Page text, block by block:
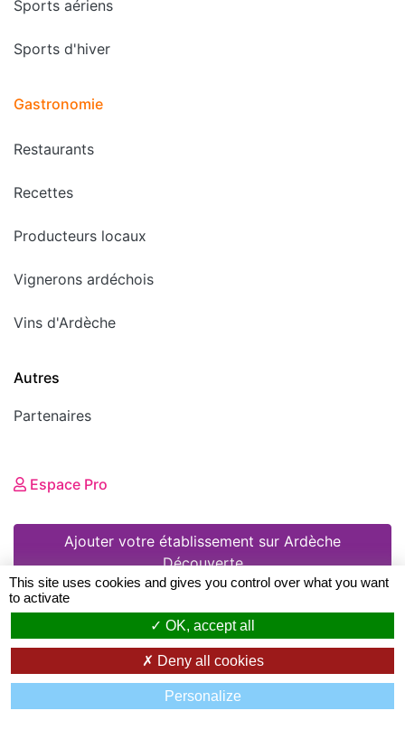
Sports aériens
Sports d'hiver
Gastronomie
Restaurants
Recettes
Producteurs locaux
Vignerons ardéchois
Vins d'Ardèche
Autres
Partenaires
Espace Pro
Ajouter votre établissement sur Ardèche
Découverte
© 2008 - 2026 Ardèche Découverte •
légales•Conditions Générales d'Utilisation•
Création de sites Internet en Ardeche: Zéfyx ©
This site uses cookies and gives you control over what you want
to activate
OK, accept all
Deny all cookies
Personalize